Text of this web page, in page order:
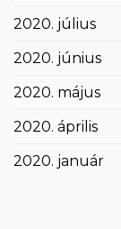
2020. július
2020. június
2020. május
2020. április
2020. január